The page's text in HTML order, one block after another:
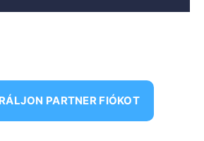
PARTNER FIÓKOT